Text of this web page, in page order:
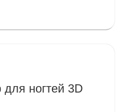
ногтей 3D